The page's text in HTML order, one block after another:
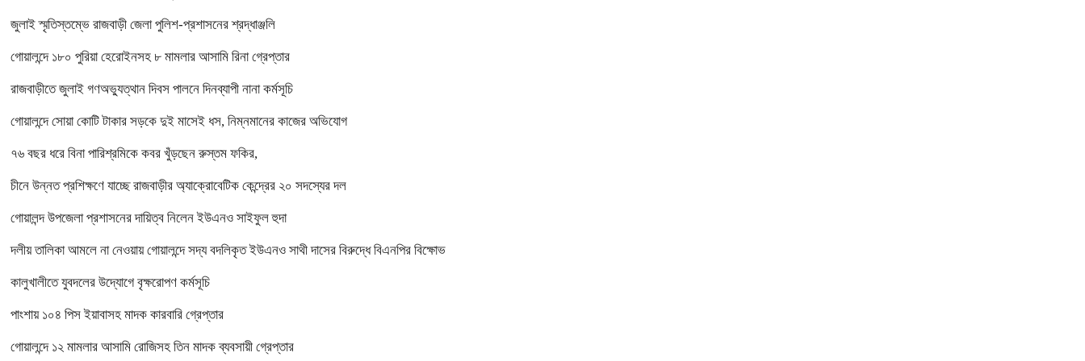
জুলাই স্মৃতিস্তম্ভে রাজবাড়ী জেলা পুলিশ-প্রশাসনের শ্রদ্ধাঞ্জলি
গোয়ালন্দে ১৮০ পুরিয়া হেরোইনসহ ৮ মামলার আসামি রিনা গ্রেপ্তার
রাজবাড়ীতে জুলাই গণঅভ্যুত্থান দিবস পালনে দিনব্যাপী নানা কর্মসূচি
গোয়ালন্দে সোয়া কোটি টাকার সড়কে দুই মাসেই ধস, নিম্নমানের কাজের অভিযোগ
৭৬ বছর ধরে বিনা পারিশ্রমিকে কবর খুঁড়ছেন রুস্তম ফকির,
চীনে উন্নত প্রশিক্ষণে যাচ্ছে রাজবাড়ীর অ্যাক্রোবেটিক কেন্দ্রের ২০ সদস্যের দল
গোয়ালন্দ উপজেলা প্রশাসনের দায়িত্ব নিলেন ইউএনও সাইফুল হুদা
দলীয় তালিকা আমলে না নেওয়ায় গোয়ালন্দে সদ্য বদলিকৃত ইউএনও সাথী দাসের বিরুদ্ধে বিএনপির বিক্ষোভ
কালুখালীতে যুবদলের উদ্যোগে বৃক্ষরোপণ কর্মসূচি
পাংশায় ১০৪ পিস ইয়াবাসহ মাদক কারবারি গ্রেপ্তার
গোয়ালন্দে ১২ মামলার আসামি রোজিসহ তিন মাদক ব্যবসায়ী গ্রেপ্তার